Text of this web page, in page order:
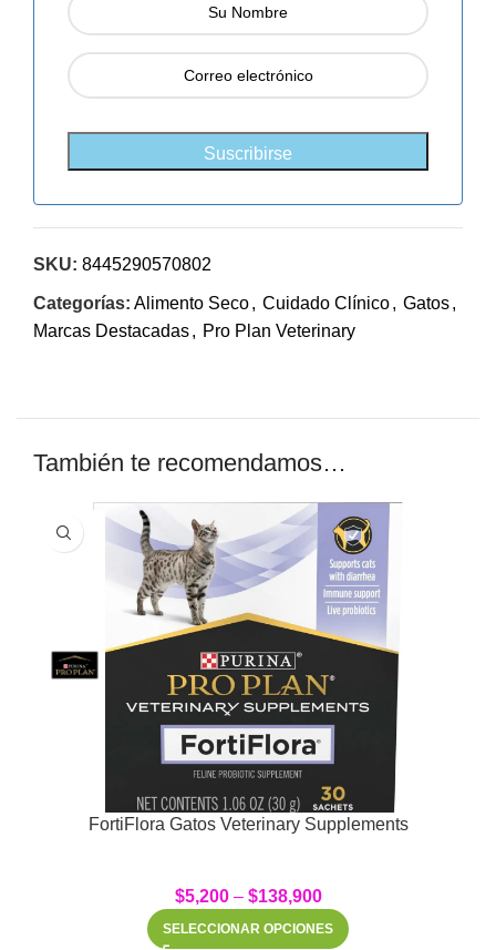
SKU: 8445290570802
Categorías: Alimento Seco, Cuidado Clínico, Gatos,
Marcas Destacadas, Pro Plan Veterinary
También te recomendamos…
FortiFlora Gatos Veterinary Supplements
$5,200– $138,900
SELECCIONAR OPCIONES